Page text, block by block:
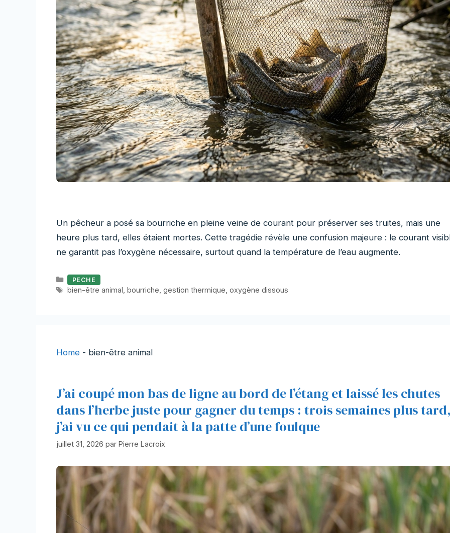
Un pêcheur a posé sa bourriche en pleine veine de courant pour préserver ses truites, mais une
heure plus tard, elles étaient mortes. Cette tragédie révèle une confusion majeure : le courant
ne garantit pas l’oxygène nécessaire, surtout quand la température de l’eau augmente.
Catégories
PECHE
Étiquettes
bien-être animal bourriche gestion thermique oxygène dissous
Home - bien-être animal
J’ai coupé mon bas de ligne au bord de l’étang et laissé les chutes
dans l’herbe juste pour gagner du temps : trois semaines plus
j’ai vu ce qui pendait à la patte d’une foulque
juillet 31, 2026 par Pierre Lacroix